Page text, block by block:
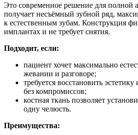
Это современное решение для полной
получает несъёмный зубной ряд,
к естественным зубам. Конструкция
имплантах и не требует снятия.
Подходит, если:
пациент хочет максимально
жевании и разговоре;
требуется восстановить
без компромиссов;
костная ткань позволяет
одну челюсть.
Преимущества: